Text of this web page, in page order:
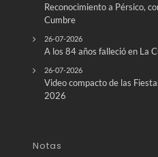
Reconocimiento a Pérsico,
Cumbre
26-07-2026
A los 84 años falleció en La
26-07-2026
Video compacto de las
2026
Notas